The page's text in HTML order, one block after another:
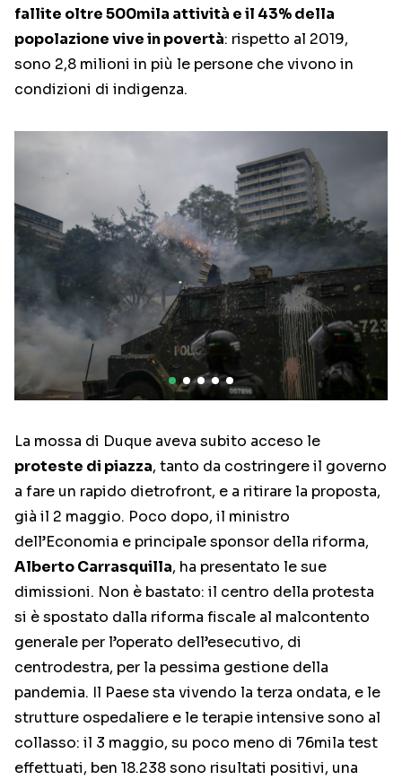
fallite oltre 500mila attività e il 43% della
popolazione vive in povertà: rispetto al 2019,
sono 2,8 milioni in più le persone che vivono in
condizioni di indigenza.
La mossa di Duque aveva subito acceso le
proteste di piazza, tanto da costringere il governo
a fare un rapido dietrofront, e a ritirare la proposta,
già il 2 maggio. Poco dopo, il ministro
dell’Economia e principale sponsor della riforma,
Alberto Carrasquilla, ha presentato le sue
dimissioni. Non è bastato: il centro della protesta
si è spostato dalla riforma fiscale al malcontento
generale per l’operato dell’esecutivo, di
centrodestra, per la pessima gestione della
pandemia. Il Paese sta vivendo la terza ondata, e le
strutture ospedaliere e le terapie intensive sono al
collasso: il 3 maggio, su poco meno di 76mila test
effettuati, ben 18.238 sono risultati positivi, una